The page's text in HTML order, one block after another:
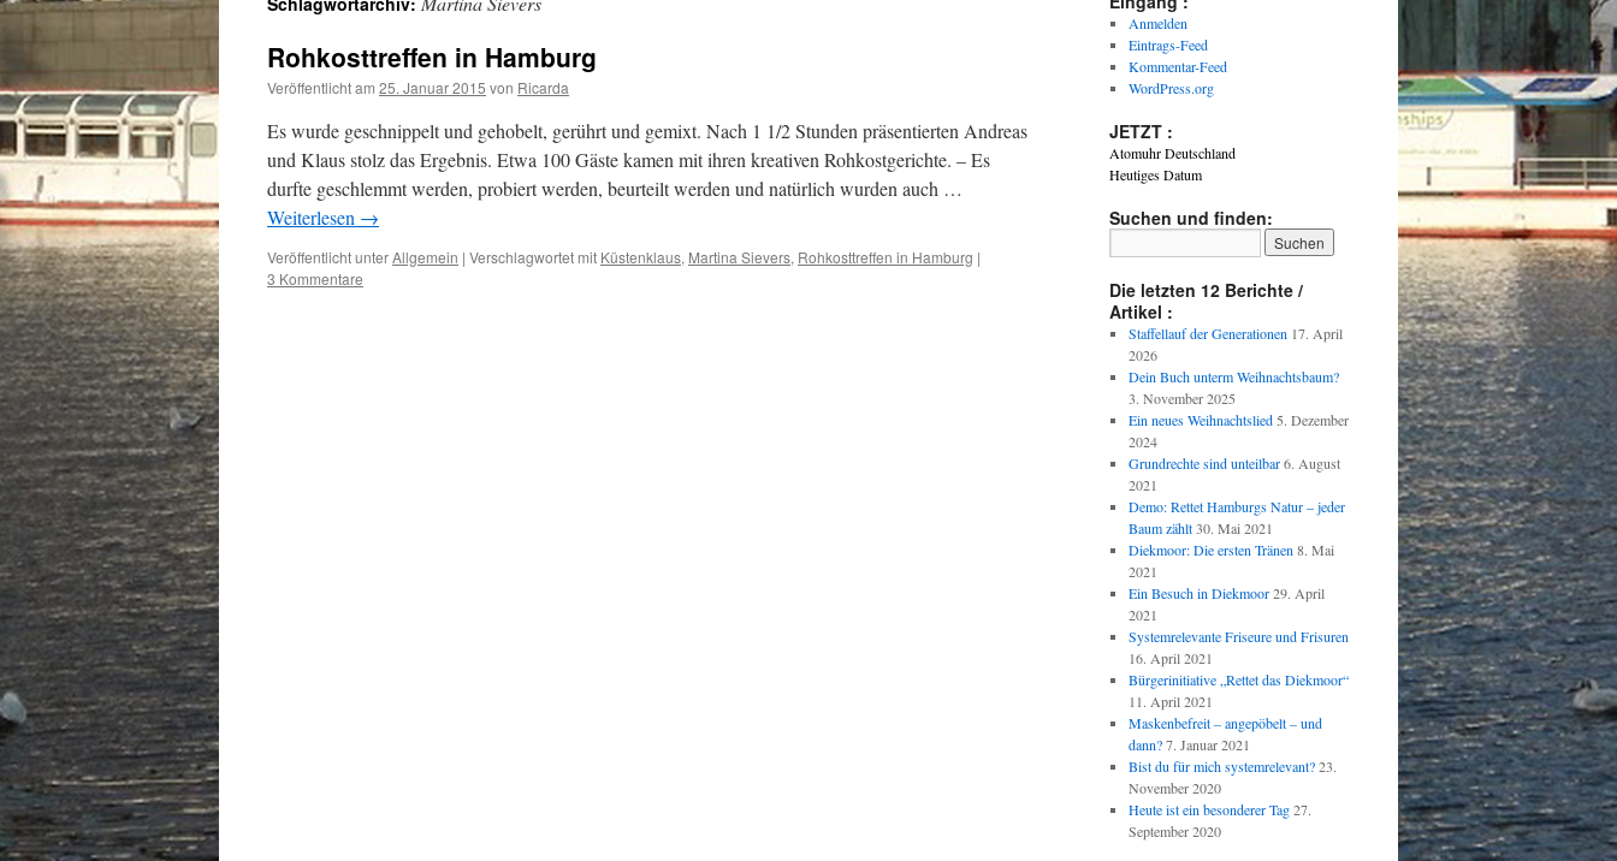
Rohkosttreffen in Hamburg
Veröffentlicht am 25. Januar 2015 von Ricarda
Es wurde geschnippelt und gehobelt, gerührt und gemixt. Nach 1 1/2 Stunden präsentierten Andreas
und Klaus stolz das Ergebnis. Etwa 100 Gäste kamen mit ihren kreativen Rohkostgerichte. – Es
durfte geschlemmt werden, probiert werden, beurteilt werden und natürlich wurden auch …
Weiterlesen →
Veröffentlicht unterAllgemein | Verschlagwortet mit Küstenklaus, Martina Sievers, Rohkosttreffen in Hamburg |
3 Kommentare
Anmelden
Eintrags-Feed
Kommentar-Feed
WordPress.org
JETZT :
Atomuhr Deutschland
Heutiges Datum
Suchen und finden:
Die letzten 12 Berichte /
Artikel :
Staffellauf der Generationen 17. April
2026
Dein Buch unterm Weihnachtsbaum?
3. November 2025
Ein neues Weihnachtslied 5. Dezember
2024
Grundrechte sind unteilbar 6. August
2021
Demo: Rettet Hamburgs Natur – jeder
Baum zählt 30. Mai 2021
Diekmoor: Die ersten Tränen 8. Mai
2021
Ein Besuch in Diekmoor 29. April
2021
Systemrelevante Friseure und Frisuren
16. April 2021
Bürgerinitiative „Rettet das Diekmoor“
11. April 2021
Maskenbefreit – angepöbelt – und
dann? 7. Januar 2021
Bist du für mich systemrelevant? 23.
November 2020
Heute ist ein besonderer Tag 27.
September 2020